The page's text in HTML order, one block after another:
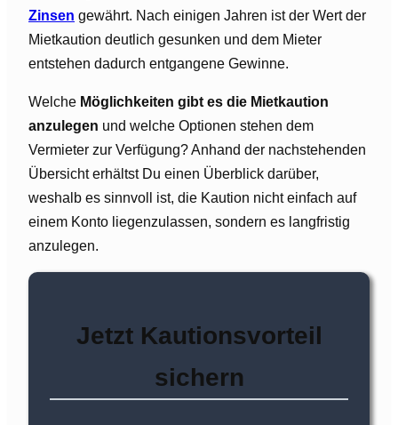
Zinsen gewährt. Nach einigen Jahren ist der Wert der
Mietkaution deutlich gesunken und dem Mieter
entstehen dadurch entgangene Gewinne.
Welche Möglichkeiten gibt es die Mietkaution
anzulegen und welche Optionen stehen dem
Vermieter zur Verfügung? Anhand der nachstehenden
Übersicht erhältst Du einen Überblick darüber,
weshalb es sinnvoll ist, die Kaution nicht einfach auf
einem Konto liegenzulassen, sondern es langfristig
anzulegen.
Jetzt Kautionsvorteil
sichern